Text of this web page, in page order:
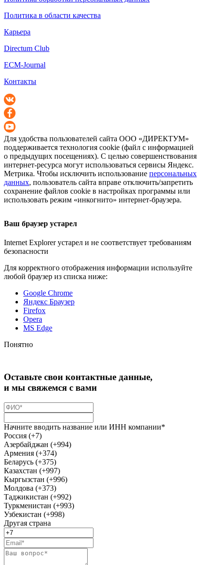
Политика в области качества
Карьера
Directum Club
ECM-Journal
Контакты
Для удобства пользователей сайта ООО «ДИРЕКТУМ»
поддерживается технология cookie (файл с информацией
о предыдущих посещениях). С целью совершенствования
интернет-ресурса могут использоваться сервисы Яндекс.
Метрика. Чтобы исключить использование персональных
данных, пользователь сайта вправе отключить/запретить
сохранение файлов cookie в настройках программы или
использовать режим «инкогнито» интернет-браузера.
Ваш браузер устарел
Internet Explorer устарел и не соответствует требованиям
безопасности
Для корректного отображения информации используйте
любой браузер из списка ниже:
Google Chrome
Яндекс Браузер
Firefox
Opera
MS Edge
Понятно
Оставьте свои контактные данные,
и мы свяжемся с вами
Начните вводить название или ИНН компании*
Россия (+7)
Азербайджан (+994)
Армения (+374)
Беларусь (+375)
Казахстан (+997)
Кыргызстан (+996)
Молдова (+373)
Таджикистан (+992)
Туркменистан (+993)
Узбекистан (+998)
Другая страна